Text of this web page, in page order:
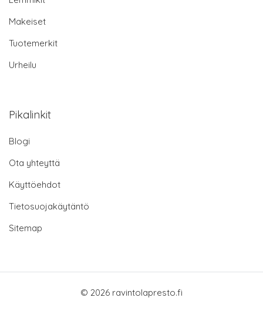
Makeiset
Tuotemerkit
Urheilu
Pikalinkit
Blogi
Ota yhteyttä
Käyttöehdot
Tietosuojakäytäntö
Sitemap
© 2026 ravintolapresto.fi